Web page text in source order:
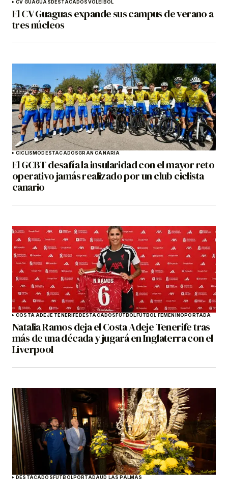
CV GUAGUAS DESTACADOSVOLEIBOL
El CV Guaguas expande sus campus de verano a
tres núcleos
CICLISMODESTACADOSGRAN CANARIA
El GCBT desafía la insularidad con el mayor reto
operativo jamás realizado por un club ciclista
canario
COSTA ADEJE TENERIFEDESTACADOSFÚTBOLFÚTBOL FEMENINOPORTADA
Natalia Ramos deja el Costa Adeje Tenerife tras
más de una década y jugará en Inglaterra con el
Liverpool
DESTACADOSFÚTBOLPORTADAUD LAS PALMAS